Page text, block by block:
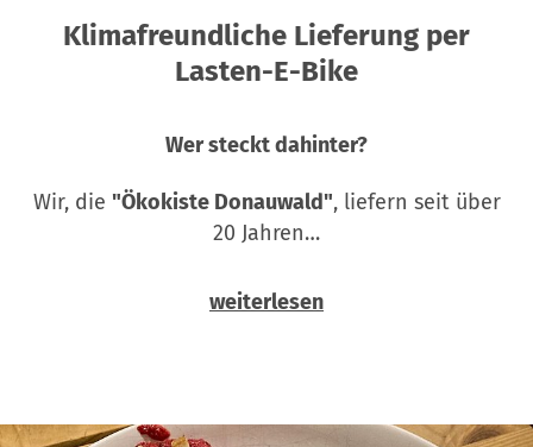
Klimafreundliche Lieferung per
Lasten-E-Bike
Wer steckt dahinter?
Wir, die "Ökokiste Donauwald", liefern seit über
20 Jahren…
weiterlesen